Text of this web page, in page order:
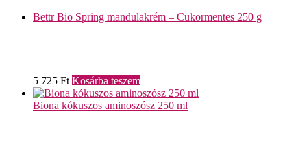
Bettr Bio Spring mandulakrém – Cukormentes 250 g
5 725 Ft Kosárba teszem
Biona kókuszos aminoszósz 250 ml